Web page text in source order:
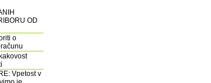
OD
o
Vpetost v